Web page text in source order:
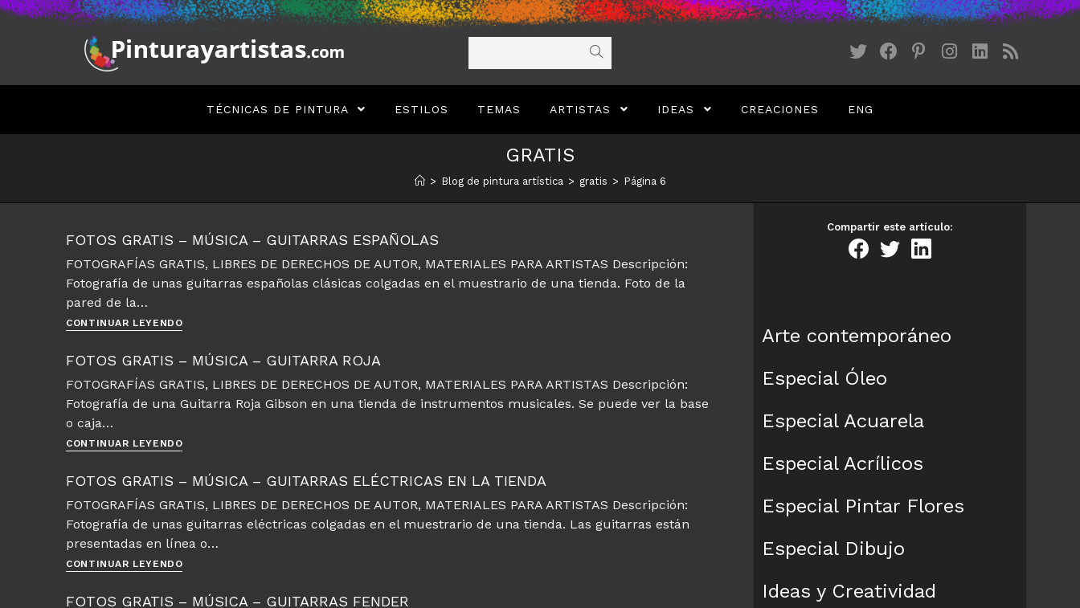
Saltar
TÉCNICAS DE PINTURA ESTILOS TEMAS ARTISTAS IDEAS CREACIONES ENG
GRATIS
> Blog de pintura artística > gratis > Página 6
FOTOS GRATIS – MÚSICA – GUITARRAS ESPAÑOLAS
FOTOGRAFÍAS GRATIS, LIBRES DE DERECHOS DE AUTOR, MATERIALES PARA ARTISTAS Descripción:
Fotografía de unas guitarras españolas clásicas colgadas en el muestrario de una tienda. Foto de la
pared de la…
CONTINUAR LEYENDOFotos
–
Guitarras
FOTOS GRATIS – MÚSICA – GUITARRA ROJA
FOTOGRAFÍAS GRATIS, LIBRES DE DERECHOS DE AUTOR, MATERIALES PARA ARTISTAS Descripción:
Fotografía de una Guitarra Roja Gibson en una tienda de instrumentos musicales. Se puede ver la base
o caja…
CONTINUAR LEYENDOFotos
–
Guitarra
Roja
FOTOS GRATIS – MÚSICA – GUITARRAS ELÉCTRICAS EN LA TIENDA
FOTOGRAFÍAS GRATIS, LIBRES DE DERECHOS DE AUTOR, MATERIALES PARA ARTISTAS Descripción:
Fotografía de unas guitarras eléctricas colgadas en el muestrario de una tienda. Las guitarras están
presentadas en línea o…
CONTINUAR LEYENDOFotos
FOTOS GRATIS – MÚSICA – GUITARRAS FENDER
Compartir este artículo:
Arte contemporáneo
Especial Óleo
Especial Acuarela
Especial Acrílicos
Especial Pintar Flores
Especial Dibujo
Ideas y Creatividad